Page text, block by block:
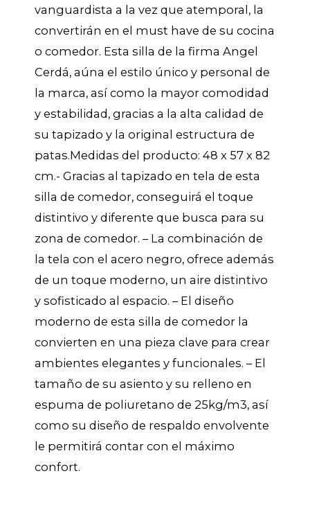
vanguardista a la vez que atemporal, la
convertirán en el must have de su cocina
o comedor. Esta silla de la firma Angel
Cerdá, aúna el estilo único y personal de
la marca, así como la mayor comodidad
y estabilidad, gracias a la alta calidad de
su tapizado y la original estructura de
patas.Medidas del producto: 48 x 57 x 82
cm.- Gracias al tapizado en tela de esta
silla de comedor, conseguirá el toque
distintivo y diferente que busca para su
zona de comedor. – La combinación de
la tela con el acero negro, ofrece además
de un toque moderno, un aire distintivo
y sofisticado al espacio. – El diseño
moderno de esta silla de comedor la
convierten en una pieza clave para crear
ambientes elegantes y funcionales. – El
tamaño de su asiento y su relleno en
espuma de poliuretano de 25kg/m3, así
como su diseño de respaldo envolvente
le permitirá contar con el máximo
confort.